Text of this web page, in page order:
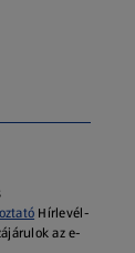
Hírlevél-
az e-